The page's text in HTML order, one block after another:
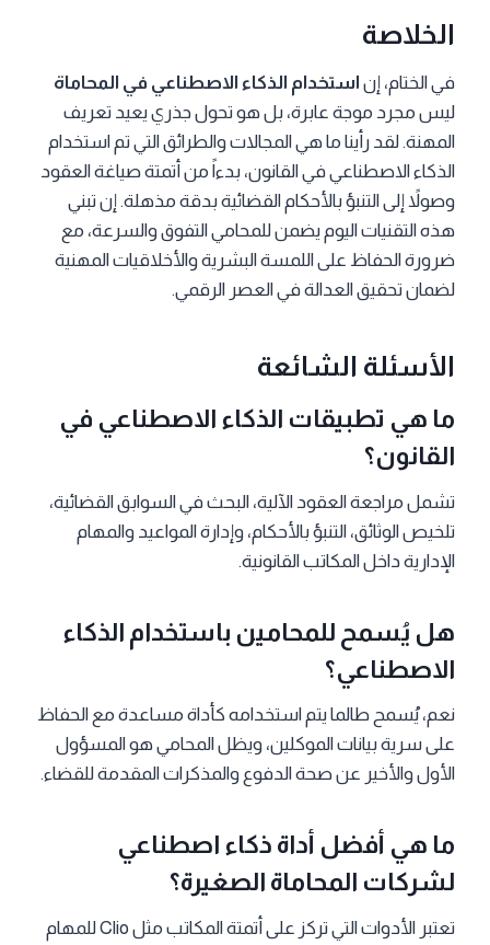
الخلاصة
في الختام، إن استخدام الذكاء الاصطناعي في المحاماة
ليس مجرد موجة عابرة، بل هو تحول جذري يعيد تعريف
المهنة. لقد رأينا ما هي المجالات والطرائق التي تم استخدام
الذكاء الاصطناعي في القانون، بدءاً من أتمتة صياغة العقود
وصولاً إلى التنبؤ بالأحكام القضائية بدقة مذهلة. إن تبني
هذه التقنيات اليوم يضمن للمحامي التفوق والسرعة، مع
ضرورة الحفاظ على اللمسة البشرية والأخلاقيات المهنية
لضمان تحقيق العدالة في العصر الرقمي.
الأسئلة الشائعة
ما هي تطبيقات الذكاء الاصطناعي في
القانون؟
تشمل مراجعة العقود الآلية، البحث في السوابق القضائية،
تلخيص الوثائق، التنبؤ بالأحكام، وإدارة المواعيد والمهام
الإدارية داخل المكاتب القانونية.
هل يُسمح للمحامين باستخدام الذكاء
الاصطناعي؟
نعم، يُسمح طالما يتم استخدامه كأداة مساعدة مع الحفاظ
على سرية بيانات الموكلين، ويظل المحامي هو المسؤول
الأول والأخير عن صحة الدفوع والمذكرات المقدمة للقضاء.
ما هي أفضل أداة ذكاء اصطناعي
لشركات المحاماة الصغيرة؟
تعتبر الأدوات التي تركز على أتمتة المكاتب مثل Clio للمهام